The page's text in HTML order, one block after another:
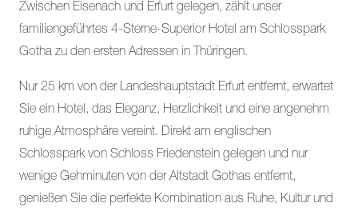
Zwischen Eisenach und Erfurt gelegen, zählt unser
familiengeführtes 4-Sterne-Superior Hotel am Schlosspark
Gotha zu den ersten Adressen in Thüringen.
Nur 25 km von der Landeshauptstadt Erfurt entfernt, erwartet
Sie ein Hotel, das Eleganz, Herzlichkeit und eine angenehm
ruhige Atmosphäre vereint. Direkt am englischen
Schlosspark von Schloss Friedenstein gelegen und nur
wenige Gehminuten von der Altstadt Gothas entfernt,
genießen Sie die perfekte Kombination aus Ruhe, Kultur und